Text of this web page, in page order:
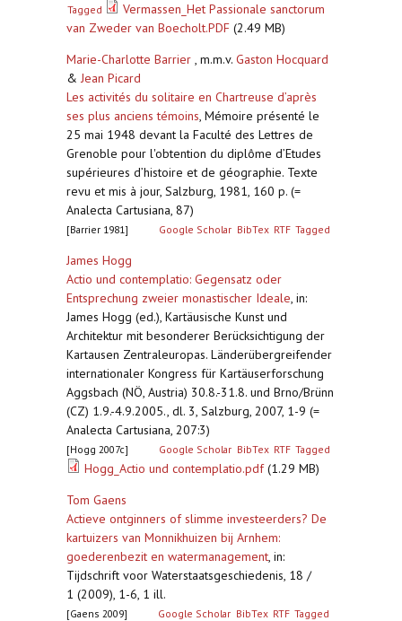
Tagged
Vermassen_Het Passionale sanctorum
van Zweder van Boecholt.PDF (2.49 MB)
Marie-Charlotte Barrier , m.m.v. Gaston Hocquard
& Jean Picard
Les activités du solitaire en Chartreuse d’après
ses plus anciens témoins, Mémoire présenté le
25 mai 1948 devant la Faculté des Lettres de
Grenoble pour l'obtention du diplôme d’Etudes
supérieures d’histoire et de géographie. Texte
revu et mis à jour, Salzburg, 1981, 160 p. (=
Analecta Cartusiana, 87)
[Barrier 1981] Google Scholar BibTex RTF Tagged
James Hogg
Actio und contemplatio: Gegensatz oder
Entsprechung zweier monastischer Ideale, in:
James Hogg (ed.), Kartäusische Kunst und
Architektur mit besonderer Berücksichtigung der
Kartausen Zentraleuropas. Länderübergreifender
internationaler Kongress für Kartäuserforschung
Aggsbach (NÖ, Austria) 30.8.-31.8. und Brno/Brünn
(CZ) 1.9.-4.9.2005., dl. 3, Salzburg, 2007, 1-9 (=
Analecta Cartusiana, 207:3)
[Hogg 2007c] Google Scholar BibTex RTF Tagged
Hogg_Actio und contemplatio.pdf(1.29 MB)
Tom Gaens
Actieve ontginners of slimme investeerders? De
kartuizers van Monnikhuizen bij Arnhem:
goederenbezit en watermanagement, in:
Tijdschrift voor Waterstaatsgeschiedenis, 18 /
1 (2009), 1-6, 1 ill.
[Gaens 2009] Google Scholar BibTex RTF Tagged